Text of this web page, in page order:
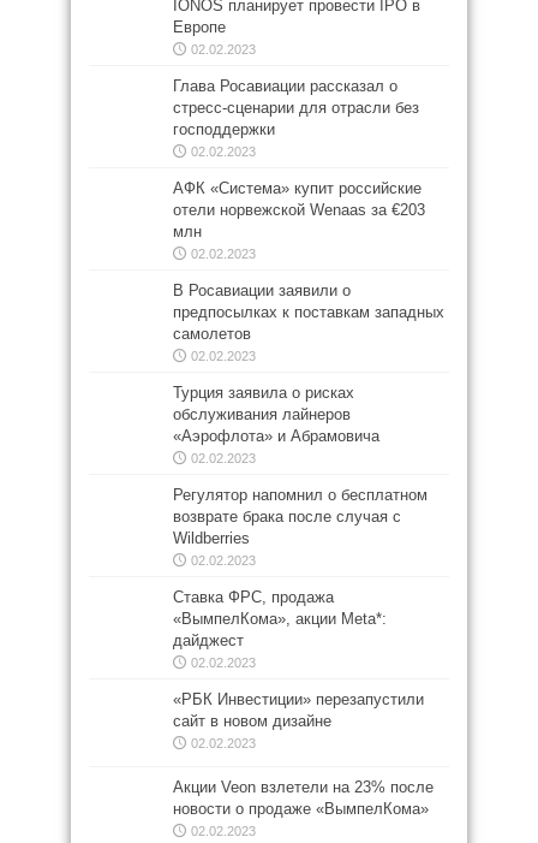
IONOS планирует провести IPO в
Европе
02.02.2023
Глава Росавиации рассказал о
стресс-сценарии для отрасли без
господдержки
02.02.2023
АФК «Система» купит российские
отели норвежской Wenaas за €203
млн
02.02.2023
В Росавиации заявили о
предпосылках к поставкам западных
самолетов
02.02.2023
Турция заявила о рисках
обслуживания лайнеров
«Аэрофлота» и Абрамовича
02.02.2023
Регулятор напомнил о бесплатном
возврате брака после случая с
Wildberries
02.02.2023
Ставка ФРС, продажа
«ВымпелКома», акции Meta*:
дайджест
02.02.2023
«РБК Инвестиции» перезапустили
сайт в новом дизайне
02.02.2023
Акции Veon взлетели на 23% после
новости о продаже «ВымпелКома»
02.02.2023